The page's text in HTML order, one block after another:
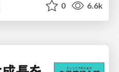
0 6.6k